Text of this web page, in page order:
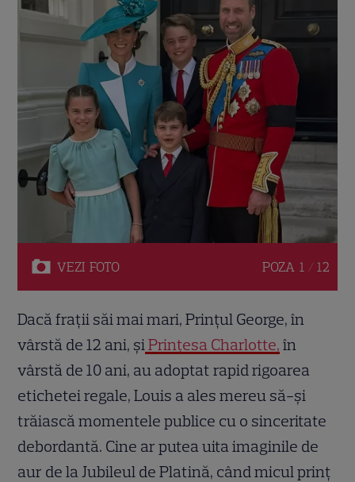
VEZI FOTO POZA 1 / 12
Dacă frații săi mai mari, Prințul George, în
vârstă de 12 ani, șiPrințesa Charlotte, în
vârstă de 10 ani, au adoptat rapid rigoarea
etichetei regale, Louis a ales mereu să-și
trăiască momentele publice cu o sinceritate
debordantă. Cine ar putea uita imaginile de
aur de la Jubileul de Platină, când micul prinț